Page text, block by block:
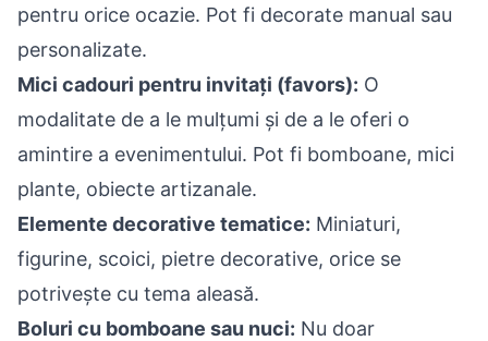
pentru orice ocazie. Pot fi decorate manual sau
personalizate.
Mici cadouri pentru invitați (favors): O
modalitate de a le mulțumi și de a le oferi o
amintire a evenimentului. Pot fi bomboane, mici
plante, obiecte artizanale.
Elemente decorative tematice: Miniaturi,
figurine, scoici, pietre decorative, orice se
potrivește cu tema aleasă.
Boluri cu bomboane sau nuci: Nu doar